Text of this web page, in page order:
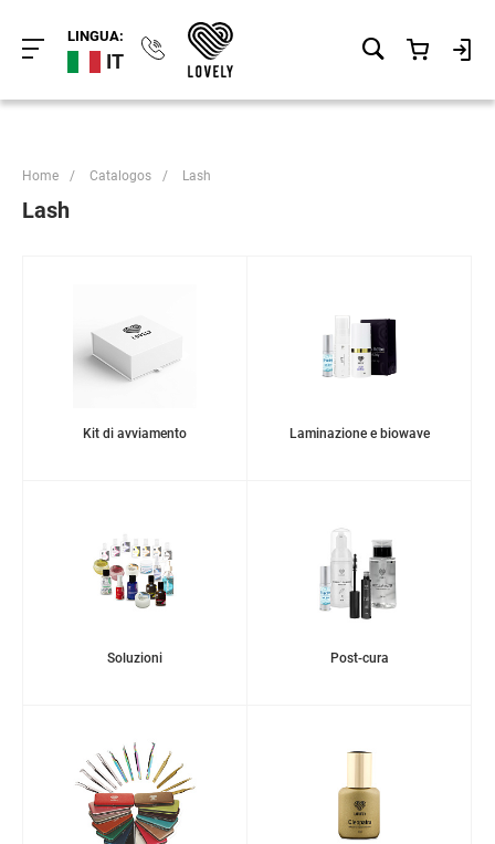
LINGUA:
IT
Home / Catalogos / Lash
Lash
Kit di avviamento Laminazione e biowave
Soluzioni Post-cura